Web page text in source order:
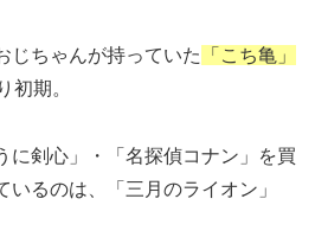
じちゃんが持っていた
「こち亀」
初期。
に剣心」・「名探偵コナン」を買
いるのは、「三月のライオン」